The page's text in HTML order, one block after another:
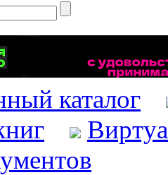
каталог